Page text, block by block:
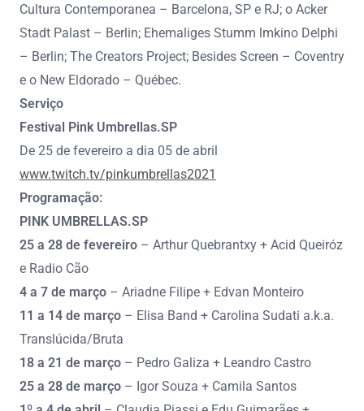
Cultura Contemporanea – Barcelona, SP e RJ; o Acker
Stadt Palast – Berlin; Ehemaliges Stumm lmkino Delphi
– Berlin; The Creators Project; Besides Screen – Coventry
e o New Eldorado – Québec.
Serviço
Festival Pink Umbrellas.SP
De 25 de fevereiro a dia 05 de abril
www.twitch.tv/pinkumbrellas2021
Programação:
PINK UMBRELLAS.SP
25 a 28 de fevereiro – Arthur Quebrantxy + Acid Queiróz
e Radio Cão
4 a 7 de março – Ariadne Filipe + Edvan Monteiro
11 a 14 de março – Elisa Band + Carolina Sudati a.k.a.
Translúcida/Bruta
18 a 21 de março – Pedro Galiza + Leandro Castro
25 a 28 de março – Igor Souza + Camila Santos